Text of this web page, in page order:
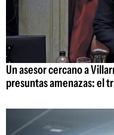
Un asesor cercano a
presuntas amenazas: el